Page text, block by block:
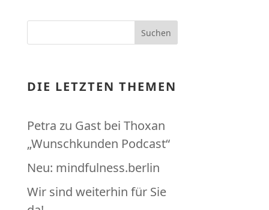
DIE LETZTEN THEMEN
Petra zu Gast bei Thoxan
„Wunschkunden Podcast“
Neu: mindfulness.berlin
Wir sind weiterhin für Sie